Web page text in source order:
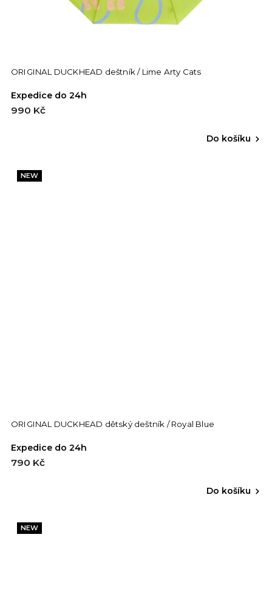
ORIGINAL DUCKHEAD deštník / Lime Arty Cats
Expedice do 24h
990 Kč
Do košíku
NEW
ORIGINAL DUCKHEAD dětský deštník / Royal Blue
Expedice do 24h
790 Kč
Do košíku
NEW